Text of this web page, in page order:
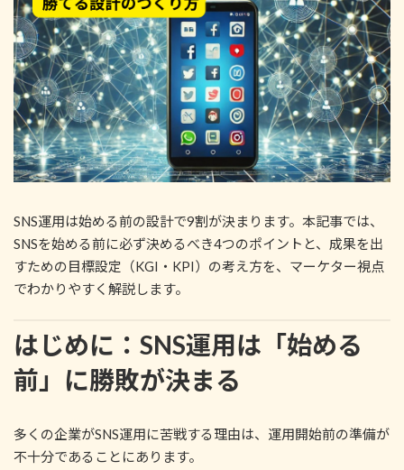
SNS運用は始める前の設計で9割が決まります。本記事では、
SNSを始める前に必ず決めるべき4つのポイントと、成果を出
すための目標設定（KGI・KPI）の考え方を、マーケター視点
でわかりやすく解説します。
はじめに：SNS運用は「始める
前」に勝敗が決まる
多くの企業がSNS運用に苦戦する理由は、運用開始前の準備が
不十分であることにあります。